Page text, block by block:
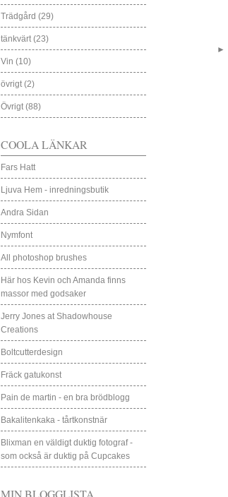
Trädgård (29)
tänkvärt (23)
Vin (10)
övrigt (2)
Övrigt (88)
COOLA LÄNKAR
Fars Hatt
Ljuva Hem - inredningsbutik
Andra Sidan
Nymfont
All photoshop brushes
Här hos Kevin och Amanda finns
massor med godsaker
Jerry Jones at Shadowhouse
Creations
Boltcutterdesign
Fräck gatukonst
Pain de martin - en bra brödblogg
Bakalitenkaka - tårtkonstnär
Blixman en väldigt duktig fotograf -
som också är duktig på Cupcakes
MIN BLOGGLISTA
►